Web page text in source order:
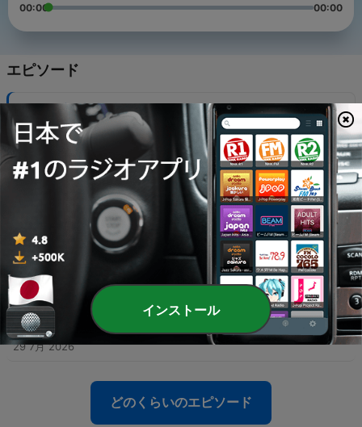
00:00 00:00
エピソード
- 優秀是卓越的敵人《從A到A+》｜槓桿說書EP5
06 8月 2026
350 - 不想再喝酒的人都點進來【S6E22】
03 8月 2026
建立人脈的四大關鍵｜槓桿內訓EP6
31 7月 2026
348 - 伴侶在一起的每一天，都值得慶祝【S6E21】ft.小歐
30 7月 2026
347 - 什麼樣的信仰該讓你亮紅燈？ 高風險信仰的五大特徵
【S6E20】
29 7月 2026
どのくらいのエピソード
インストール